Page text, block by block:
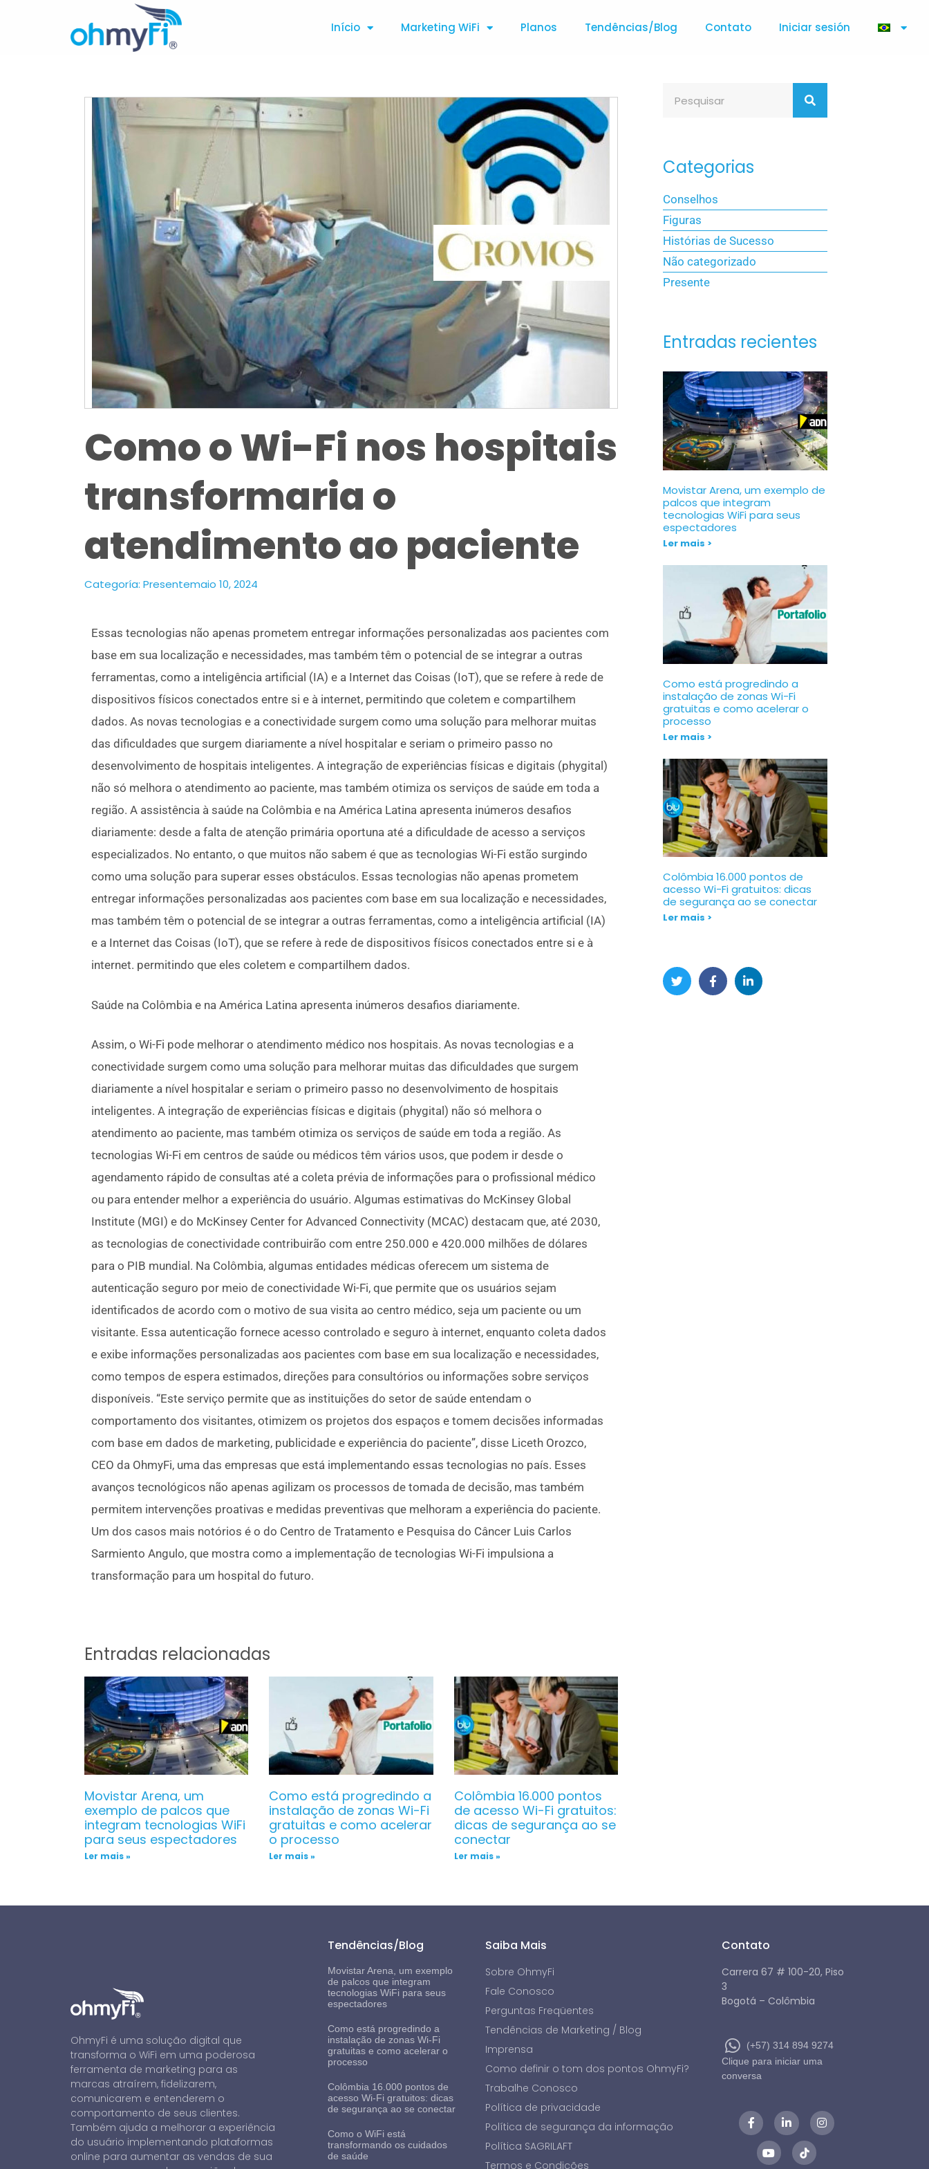
Início Marketing WiFi Planos Tendências/Blog Contato Iniciar sesión
Como o Wi-Fi nos hospitais
transformaria o
atendimento ao paciente
Categoría: Presentemaio 10, 2024
Essas tecnologias não apenas prometem entregar informações personalizadas aos pacientes com
base em sua localização e necessidades, mas também têm o potencial de se integrar a outras
ferramentas, como a inteligência artificial (IA) e a Internet das Coisas (IoT), que se refere à rede de
dispositivos físicos conectados entre si e à internet, permitindo que coletem e compartilhem
dados. As novas tecnologias e a conectividade surgem como uma solução para melhorar muitas
das dificuldades que surgem diariamente a nível hospitalar e seriam o primeiro passo no
desenvolvimento de hospitais inteligentes. A integração de experiências físicas e digitais (phygital)
não só melhora o atendimento ao paciente, mas também otimiza os serviços de saúde em toda a
região. A assistência à saúde na Colômbia e na América Latina apresenta inúmeros desafios
diariamente: desde a falta de atenção primária oportuna até a dificuldade de acesso a serviços
especializados. No entanto, o que muitos não sabem é que as tecnologias Wi-Fi estão surgindo
como uma solução para superar esses obstáculos. Essas tecnologias não apenas prometem
entregar informações personalizadas aos pacientes com base em sua localização e necessidades,
mas também têm o potencial de se integrar a outras ferramentas, como a inteligência artificial (IA)
e a Internet das Coisas (IoT), que se refere à rede de dispositivos físicos conectados entre si e à
internet. permitindo que eles coletem e compartilhem dados.
Saúde na Colômbia e na América Latina apresenta inúmeros desafios diariamente.
Assim, o Wi-Fi pode melhorar o atendimento médico nos hospitais. As novas tecnologias e a
conectividade surgem como uma solução para melhorar muitas das dificuldades que surgem
diariamente a nível hospitalar e seriam o primeiro passo no desenvolvimento de hospitais
inteligentes. A integração de experiências físicas e digitais (phygital) não só melhora o
atendimento ao paciente, mas também otimiza os serviços de saúde em toda a região. As
tecnologias Wi-Fi em centros de saúde ou médicos têm vários usos, que podem ir desde o
agendamento rápido de consultas até a coleta prévia de informações para o profissional médico
ou para entender melhor a experiência do usuário. Algumas estimativas do McKinsey Global
Institute (MGI) e do McKinsey Center for Advanced Connectivity (MCAC) destacam que, até 2030,
as tecnologias de conectividade contribuirão com entre 250.000 e 420.000 milhões de dólares
para o PIB mundial. Na Colômbia, algumas entidades médicas oferecem um sistema de
autenticação seguro por meio de conectividade Wi-Fi, que permite que os usuários sejam
identificados de acordo com o motivo de sua visita ao centro médico, seja um paciente ou um
visitante. Essa autenticação fornece acesso controlado e seguro à internet, enquanto coleta dados
e exibe informações personalizadas aos pacientes com base em sua localização e necessidades,
como tempos de espera estimados, direções para consultórios ou informações sobre serviços
disponíveis. “Este serviço permite que as instituições do setor de saúde entendam o
comportamento dos visitantes, otimizem os projetos dos espaços e tomem decisões informadas
com base em dados de marketing, publicidade e experiência do paciente”, disse Liceth Orozco,
CEO da OhmyFi, uma das empresas que está implementando essas tecnologias no país. Esses
avanços tecnológicos não apenas agilizam os processos de tomada de decisão, mas também
permitem intervenções proativas e medidas preventivas que melhoram a experiência do paciente.
Um dos casos mais notórios é o do Centro de Tratamento e Pesquisa do Câncer Luis Carlos
Sarmiento Angulo, que mostra como a implementação de tecnologias Wi-Fi impulsiona a
transformação para um hospital do futuro.
Entradas relacionadas
Movistar Arena, um
exemplo de palcos que
integram tecnologias WiFi
para seus espectadores
Ler mais »
Como está progredindo a
instalação de zonas Wi-Fi
gratuitas e como acelerar
o processo
Ler mais »
Colômbia 16.000 pontos
de acesso Wi-Fi gratuitos:
dicas de segurança ao se
conectar
Ler mais »
Categorias
Conselhos
Figuras
Histórias de Sucesso
Não categorizado
Presente
Entradas recientes
Movistar Arena, um exemplo de
palcos que integram
tecnologias WiFi para seus
espectadores
Ler mais >
Como está progredindo a
instalação de zonas Wi-Fi
gratuitas e como acelerar o
processo
Ler mais >
Colômbia 16.000 pontos de
acesso Wi-Fi gratuitos: dicas
de segurança ao se conectar
Ler mais >
OhmyFi é uma solução digital que
transforma o WiFi em uma poderosa
ferramenta de marketing para as
marcas atraírem, fidelizarem,
comunicarem e entenderem o
comportamento de seus clientes.
Também ajuda a melhorar a experiência
do usuário implementando plataformas
online para aumentar as vendas de sua
Tendências/Blog
Movistar Arena, um exemplo
de palcos que integram
tecnologias WiFi para seus
espectadores
Como está progredindo a
instalação de zonas Wi-Fi
gratuitas e como acelerar o
processo
Colômbia 16.000 pontos de
acesso Wi-Fi gratuitos: dicas
de segurança ao se conectar
Como o WiFi está
transformando os cuidados
de saúde
Saiba Mais
Sobre OhmyFi
Fale Conosco
Perguntas Freqüentes
Tendências de Marketing / Blog
Imprensa
Como definir o tom dos pontos OhmyFi?
Trabalhe Conosco
Política de privacidade
Política de segurança da informação
Política SAGRILAFT
Termos e Condições
Contato
Carrera 67 # 100-20, Piso
3
Bogotá – Colômbia
(+57) 314 894 9274
Clique para iniciar uma
conversa